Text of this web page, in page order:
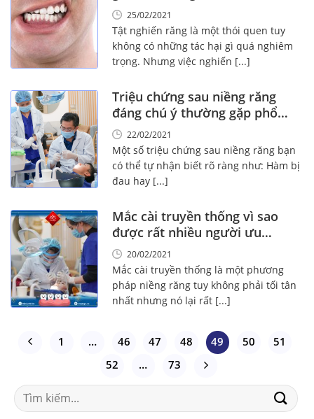
25/02/2021
Tật nghiến răng là một thói quen tuy
không có những tác hại gì quá nghiêm
trọng. Nhưng việc nghiến [...]
Triệu chứng sau niềng răng
đáng chú ý thường gặp phổ
biến!22/02/2021
Một số triệu chứng sau niềng răng bạn
có thể tự nhận biết rõ ràng như: Hàm bị
đau hay [...]
Mắc cài truyền thống vì sao
được rất nhiều người ưu
chuộng!
20/02/2021
Mắc cài truyền thống là một phương
pháp niềng răng tuy không phải tối tân
nhất nhưng nó lại rất [...]
1 … 46 47 48 49 50
51
52
… 73
Search
for: